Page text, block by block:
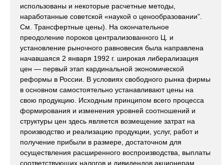
использованы и некоторые расчетные методы,
наработанные советской «наукой о ценообразовании”.
См. Трансфертные цены). На окончательное
преодоление пороков централизованного Ц. и
установление рыночного равновесия была направлена
начавшаяся 2 января 1992 г. широкая либерализация
цен — первый этап кардинальной экономической
реформы в России. В условиях свободного рынка фирмы
в основном самостоятельно устанавливают цены на
свою продукцию. Исходным принципом всего процесса
формирования и изменения уровней соотношений и
структуры цен здесь является возмещение затрат на
производство и реализацию продукции, услуг, работ и
получение прибыли в размере, достаточном для
осуществления расширенного воспроизводства, выплаты
соответствующих налогов и дивидендов акционерам,